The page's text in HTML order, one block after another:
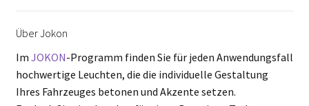
Über Jokon
Im JOKON-Programm finden Sie für jeden Anwendungsfall
hochwertige Leuchten, die die individuelle Gestaltung
Ihres Fahrzeuges betonen und Akzente setzen.